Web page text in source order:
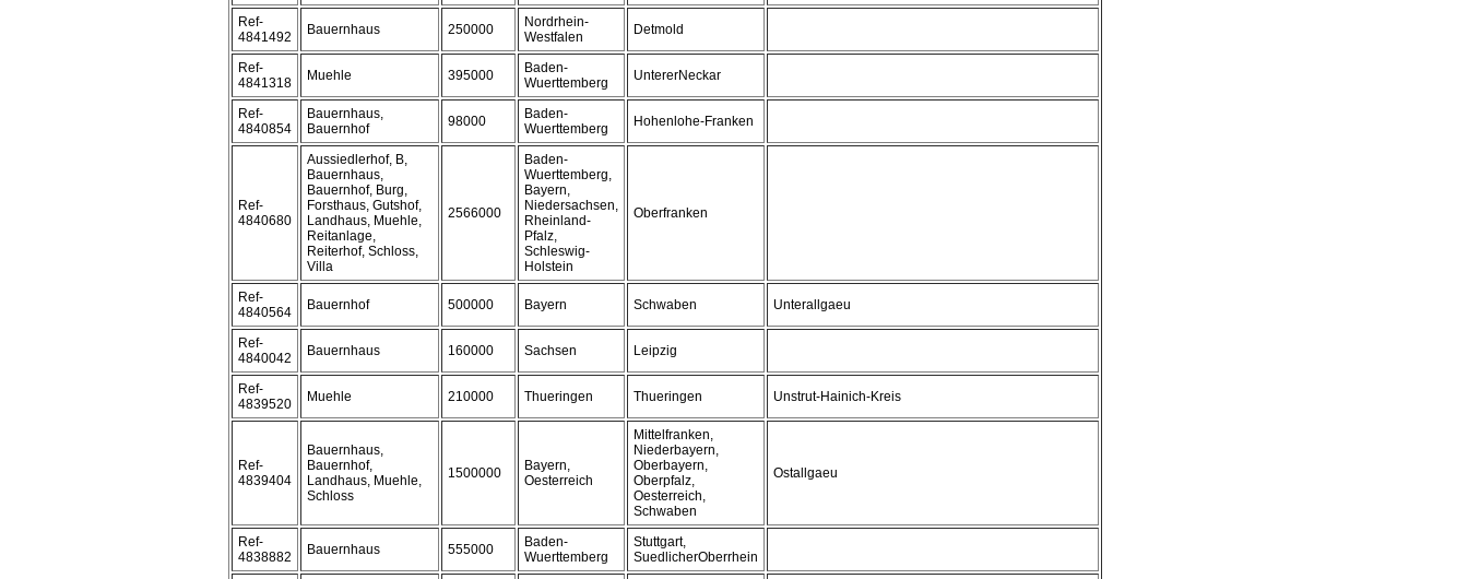
Ref-
4841492
Bauernhaus 250000
Nordrhein-
Westfalen
Detmold
Ref-
4841318
Muehle 395000
Baden-
Wuerttemberg
UntererNeckar
Ref-
4840854
Bauernhaus,
Bauernhof
98000
Baden-
Wuerttemberg
Hohenlohe-Franken
Ref-
4840680
Aussiedlerhof, B,
Bauernhaus,
Bauernhof, Burg,
Forsthaus, Gutshof,
Landhaus, Muehle,
Reitanlage,
Reiterhof, Schloss,
Villa
2566000
Baden-
Wuerttemberg,
Bayern,
Niedersachsen,
Rheinland-
Pfalz,
Schleswig-
Holstein
Oberfranken
Ref-
4840564
Bauernhof 500000 Bayern Schwaben Unterallgaeu
Ref-
4840042
Bauernhaus 160000 Sachsen Leipzig
Ref-
4839520
Muehle 210000 Thueringen Thueringen Unstrut-Hainich-Kreis
Ref-
4839404
Bauernhaus,
Bauernhof,
Landhaus, Muehle,
Schloss
1500000
Bayern,
Oesterreich
Mittelfranken,
Niederbayern,
Oberbayern,
Oberpfalz,
Oesterreich,
Schwaben
Ostallgaeu
Ref-
4838882
Bauernhaus 555000
Baden-
Wuerttemberg
Stuttgart,
SuedlicherOberrhein